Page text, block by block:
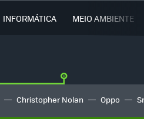
INFORMÁTICA MEIO AMBIENTE
Christopher Nolan Oppo